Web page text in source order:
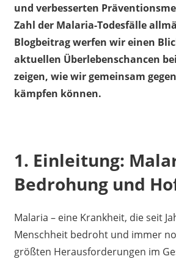
und verbesserten
Zahl der Malaria-Todesfälle
Blogbeitrag werfen wir einen
aktuellen Überlebenschancen
zeigen, wie wir gemeinsam
kämpfen können.
1. Einleitung:
Bedrohung und
Malaria – eine Krankheit, die seit
Menschheit bedroht und immer
größten Herausforderungen im